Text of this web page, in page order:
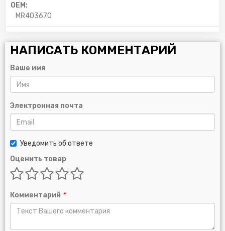
OEM:
MR403670
НАПИСАТЬ КОММЕНТАРИЙ
Ваше имя
Электронная почта
Уведомить об ответе
Оценить товар
Комментарий *